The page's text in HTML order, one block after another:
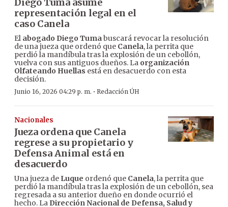
representación legal en el
caso Canela
El abogado Diego Tumabuscará revocar la resolución
de una jueza que ordenó que Canela, la perrita que
perdió la mandíbula tras la explosión de un cebollón,
vuelva con sus antiguos dueños. La organización
Olfateando Huellas está en desacuerdo con esta
decisión.
Junio 16, 2026 04:29 p. m. · Redacción ÚH
Nacionales
Jueza ordena que Canela
regrese a su propietario y
Defensa Animal está en
desacuerdo
Una jueza de Luque ordenó que Canela, la perrita que
perdió la mandíbula tras la explosión de un cebollón, sea
regresada a su anterior dueño en donde ocurrió el
hecho. La Dirección Nacional de Defensa, Salud y